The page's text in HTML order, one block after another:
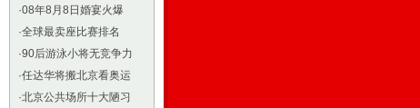
·08年8月8日婚宴火爆
·全球最卖座比赛排名
·90后游泳小将无竞争力
·任达华将搬北京看奥运
·北京公共场所十大陋习